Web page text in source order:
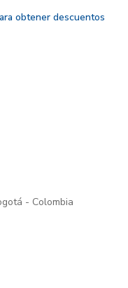
obtener descuentos
- Colombia